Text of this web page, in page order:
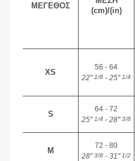
ΜΈΓΕΘΟΣ
(cm)/(in)
XS
56 - 64
22"1/8 - 25"1/4
S
64 - 72
25"1/4 - 28"3/8
M
72 - 80
28"3/8 - 31"1/2